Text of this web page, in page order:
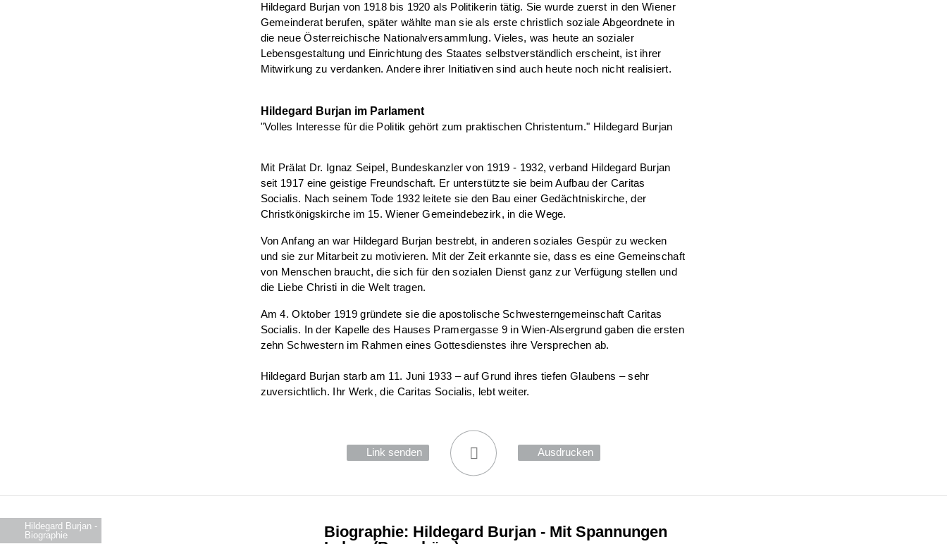
Hildegard Burjan von 1918 bis 1920 als Politikerin tätig. Sie wurde zuerst in den Wiener
Gemeinderat berufen, später wählte man sie als erste christlich soziale Abgeordnete in
die neue Österreichische Nationalversammlung. Vieles, was heute an sozialer
Lebensgestaltung und Einrichtung des Staates selbstverständlich erscheint, ist ihrer
Mitwirkung zu verdanken. Andere ihrer Initiativen sind auch heute noch nicht realisiert.
Hildegard Burjan im Parlament
"Volles Interesse für die Politik gehört zum praktischen Christentum." Hildegard Burjan
Mit Prälat Dr. Ignaz Seipel, Bundeskanzler von 1919 - 1932, verband Hildegard Burjan
seit 1917 eine geistige Freundschaft. Er unterstützte sie beim Aufbau der Caritas
Socialis. Nach seinem Tode 1932 leitete sie den Bau einer Gedächtniskirche, der
Christkönigskirche im 15. Wiener Gemeindebezirk, in die Wege.
Von Anfang an war Hildegard Burjan bestrebt, in anderen soziales Gespür zu wecken
und sie zur Mitarbeit zu motivieren. Mit der Zeit erkannte sie, dass es eine Gemeinschaft
von Menschen braucht, die sich für den sozialen Dienst ganz zur Verfügung stellen und
die Liebe Christi in die Welt tragen.
Am 4. Oktober 1919 gründete sie die apostolische Schwesterngemeinschaft Caritas
Socialis. In der Kapelle des Hauses Pramergasse 9 in Wien-Alsergrund gaben die ersten
zehn Schwestern im Rahmen eines Gottesdienstes ihre Versprechen ab.
Hildegard Burjan starb am 11. Juni 1933 – auf Grund ihres tiefen Glaubens – sehr
zuversichtlich. Ihr Werk, die Caritas Socialis, lebt weiter.
Link senden Ausdrucken
Hildegard Burjan -
Biographie
Biographie: Hildegard Burjan - Mit Spannungen